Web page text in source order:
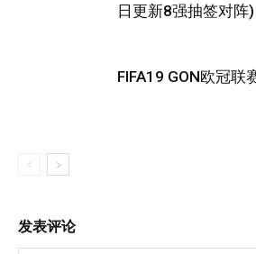
日更新8强抽签对阵)
FIFA19 GON欧冠联
发表评论